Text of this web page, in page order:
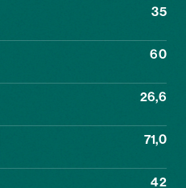
35
60
26,6
71,0
42